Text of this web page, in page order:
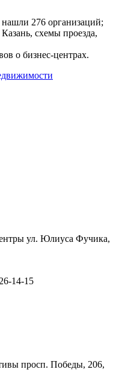
276 организаций;
схемы проезда,
о бизнес-центрах.
ул. Юлиуса Фучика,
14-15
просп. Победы, 206,